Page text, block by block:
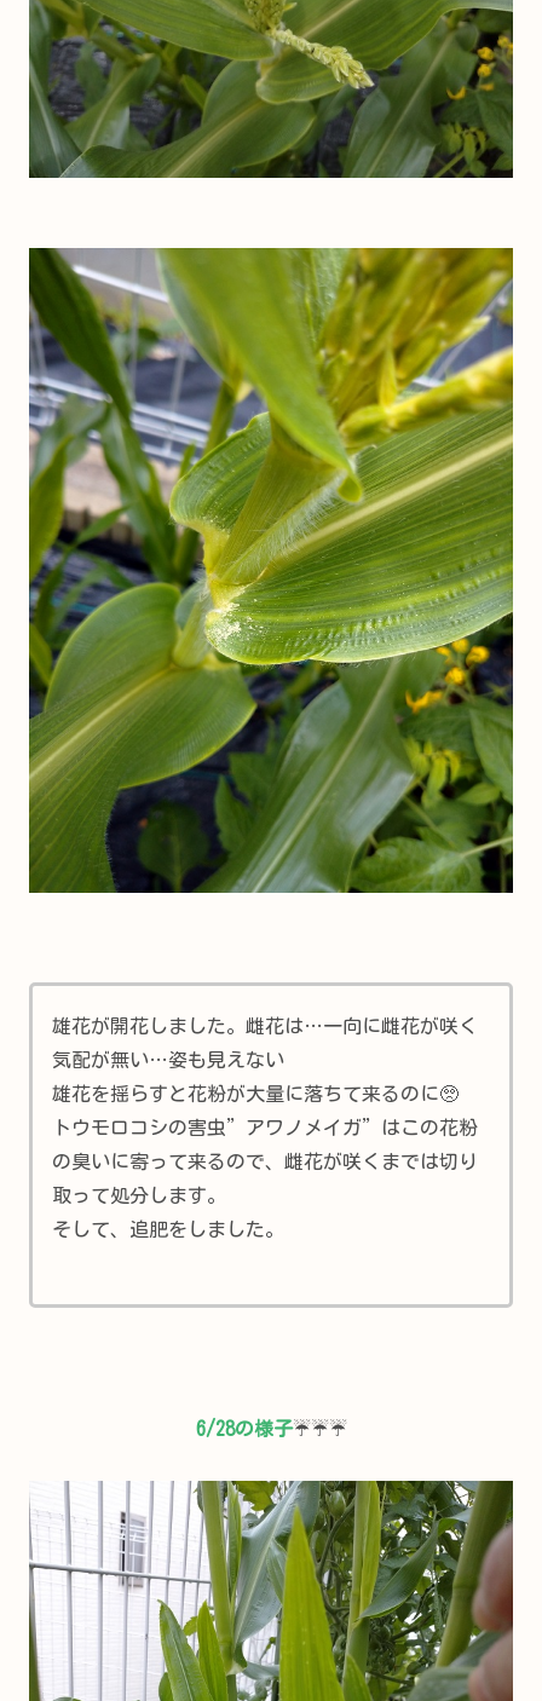
雄花が開花しました。雌花は…一向に雌花が咲く
気配が無い…姿も見えない
雄花を揺らすと花粉が大量に落ちて来るのに🥺
トウモロコシの害虫”アワノメイガ”はこの花粉
の臭いに寄って来るので、雌花が咲くまでは切り
取って処分します。
そして、追肥をしました。
6/28の様子☔☔☔